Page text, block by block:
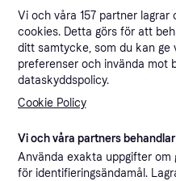
413 kr 256 kr
Specifikationer
Vi och våra 157 partner lagrar
cookies. Detta görs för att
ditt samtycke, som du kan ge
preferenser och invända mot
dataskyddspolicy.
Cookie Policy
Vi och våra partners
Använda exakta uppgifter om
för identifieringsändamål.